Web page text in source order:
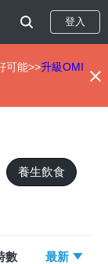
登入
可能>>升級OMI
養生飲食
數 最新